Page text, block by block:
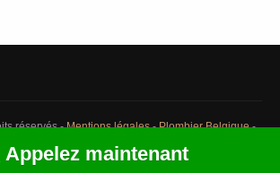
réservés -Mentions légales-Plombier Belgique-
Belgique
Appelez maintenant